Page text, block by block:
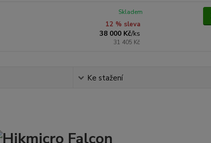
12 % sleva
38 000 Kč/ks
31 405 Kč
Skladem
Ke stažení